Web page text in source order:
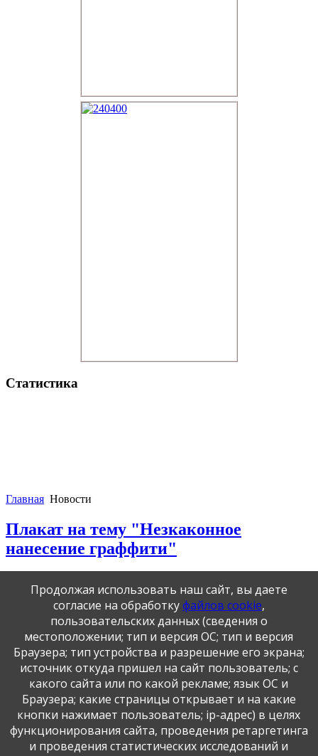
Статистика
Главная Новости
Плакат на тему "Незкаконное
нанесение граффити"
Рейтинг пользователей:/ 0
Лучший
Публикация персональных данных, в том числе
фотографий, производится в соответствии с
Федеральным законом от 27.07.2006 г. № 152-ФЗ " О
персональных данных", с согласия субъекта персональных
данных".
Продолжая использовать наш сайт, вы даете
согласие на обработкуфайлов cookie,
пользовательских данных (сведения о
местоположении; тип и версия ОС; тип и версия
Браузера; тип устройства и разрешение его экрана;
источник откуда пришел на сайт пользователь; с
какого сайта или по какой рекламе; язык ОС и
Браузера; какие страницы открывает и на какие
кнопки нажимает пользователь; ip-адрес) в целях
функционирования сайта, проведения ретаргетинга
и проведения статистических исследований и